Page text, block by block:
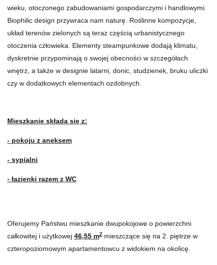
wieku, otoczonego zabudowaniami gospodarczymi i handlowymi.
Biophilic design przywraca nam naturę. Roślinne kompozycje,
układ terenów zielonych są teraz częścią urbanistycznego
otoczenia człowieka. Elementy steampunkowe dodają klimatu,
dyskretnie przypominają o swojej obecności w szczegółach
wnętrz, a także w designie latarni, donic, studzienek, bruku uliczki
czy w dodatkowych elementach ozdobnych.
Mieszkanie składa się z:
- pokoju z aneksem
- sypialni
- łazienki razem z WC
Oferujemy Państwu mieszkanie dwupokojowe o powierzchni
całkowitej i użytkowej 46,55 m2 mieszczące się na 2. piętrze w
czteropoziomowym apartamentowcu z widokiem na okolicę.